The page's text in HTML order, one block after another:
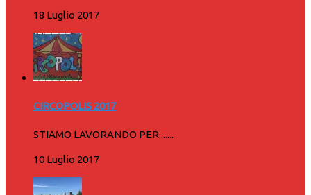
18 Luglio 2017
CIRCOPOLIS 2017
STIAMO LAVORANDO PER ......
10 Luglio 2017